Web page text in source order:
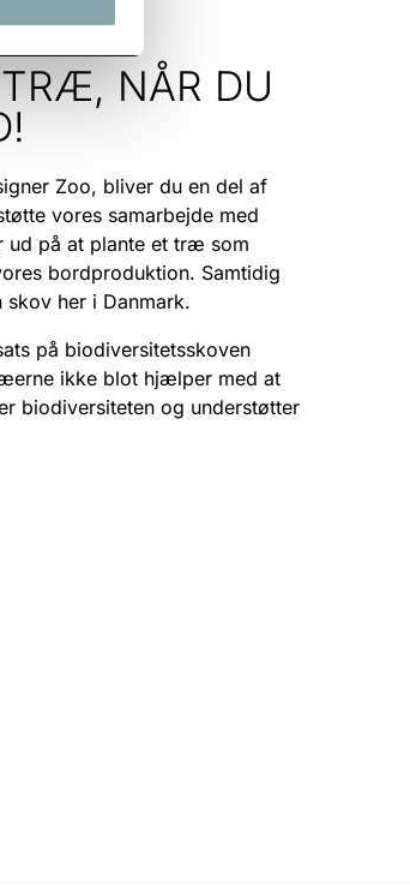
NÅR DU
Zoo, bliver du en del af
vores samarbejde med
ud på at plante et træ som
bordproduktion. Samtidig
her i Danmark.
på biodiversitetsskoven
ikke blot hjælper med at
biodiversiteten og understøtter